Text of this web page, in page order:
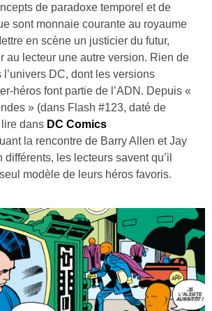
de paradoxe temporel et de
sont monnaie courante au royaume
en scène un justicier du futur,
au lecteur une autre version. Rien de
DC, dont les versions
héros font partie de l’ADN. Depuis «
» (dans Flash #123, daté de
dans DC Comics
la rencontre de Barry Allen et Jay
les lecteurs savent qu’il
modèle de leurs héros favoris.